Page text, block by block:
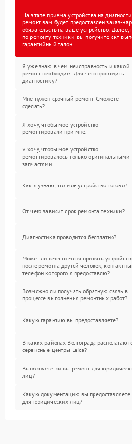
На этапе приема устройства на
ремонт вам будет предоставлен заказ-
обязательств на ваше устройство.
по ремонту техники, вы получите акт
гарантийный талон.
Я уже знаю в чем неисправность и какой
ремонт необходим. Для чего проводить
диагностику?
Мне нужен срочный ремонт. Сможете
сделать?
Я хочу, чтобы мое устройство
ремонтировали при мне.
Я хочу, чтобы мое устройство
ремонтировалось только оригинальными
запчастями.
Как я узнаю, что мое устройство готово?
От чего зависит срок ремонта техники?
Диагностика проводится бесплатно?
Может ли вместо меня принять
после ремонта другой человек,
телефон которого я предоставлю?
Возможно ли получать обратную связь в
процессе выполнения ремонтных работ?
Какую гарантию вы предоставляете?
В каких районах Волгограда
сервисные центры Leica?
Выполняете ли вы ремонт для
лиц?
Какую документацию вы предоставляете
для юридических лиц?